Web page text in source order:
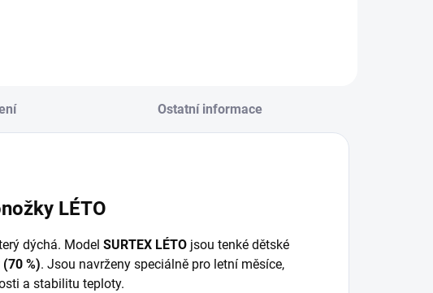
Ostatní informace
LÉTO
dýchá. Model SURTEX LÉTO jsou tenké dětské
%). Jsou navrženy speciálně pro letní měsíce,
a stabilitu teploty.